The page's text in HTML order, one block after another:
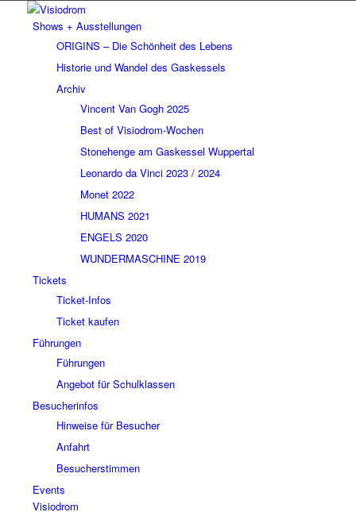
Shows + Ausstellungen
ORIGINS – Die Schönheit des Lebens
Historie und Wandel des Gaskessels
Archiv
Vincent Van Gogh 2025
Best of Visiodrom-Wochen
Stonehenge am Gaskessel Wuppertal
Leonardo da Vinci 2023 / 2024
Monet 2022
HUMANS 2021
ENGELS 2020
WUNDERMASCHINE 2019
Tickets
Ticket-Infos
Ticket kaufen
Führungen
Führungen
Angebot für Schulklassen
Besucherinfos
Hinweise für Besucher
Anfahrt
Besucherstimmen
Events
Visiodrom